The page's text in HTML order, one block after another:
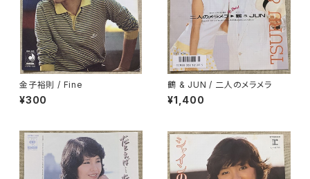
金子裕則 / Fine
¥300
鶴 & JUN / 二人のメラメラ
¥1,400